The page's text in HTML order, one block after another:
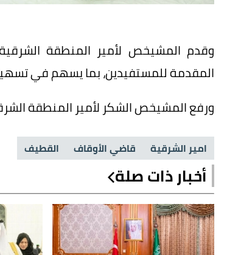
وقدم المشيخص لأمير المنطقة
المقدمة للمستفيدين، بما يسهم في تسهيل
ورفع المشيخص الشكر لأمير المنطقة
امير الشرقية قاضي الأوقاف القطيف
أخبار ذات صلة